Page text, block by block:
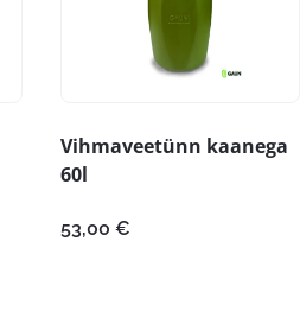
Vihmaveetünn kaanega
60l
53,00 €